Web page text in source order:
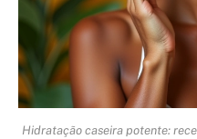
Hidratação caseira potente: